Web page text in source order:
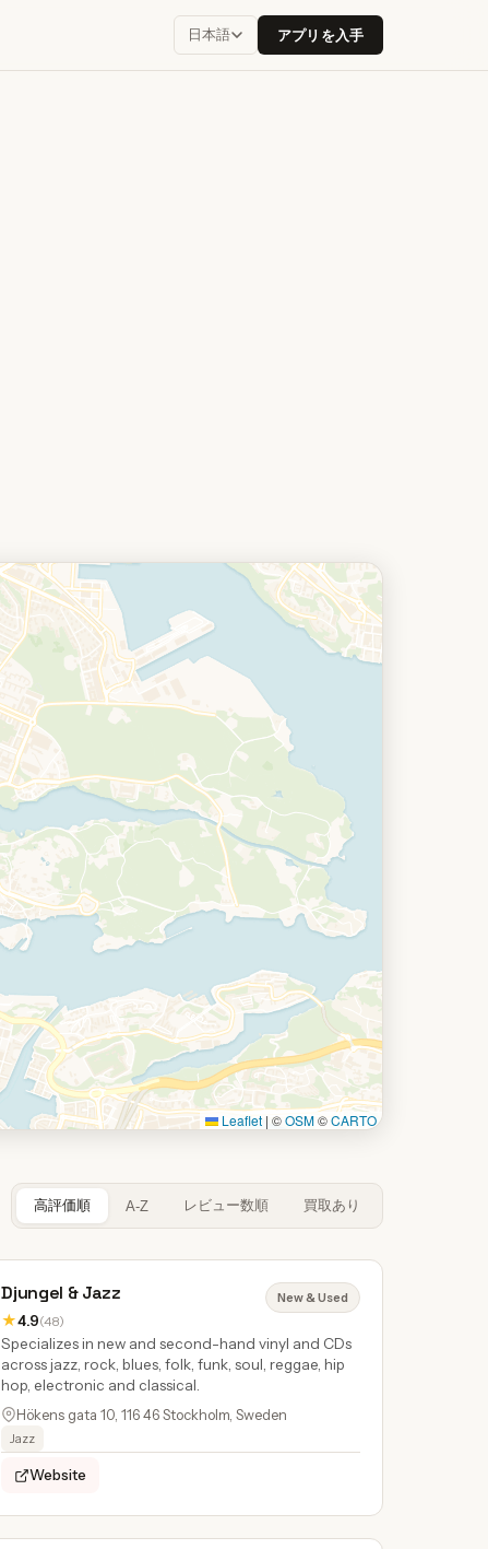
日本語 アプリを入手
Leaflet | ©OSM©CARTO
高評価順 A-Z レビュー数順 買取あり
Djungel & Jazz
★4.9(48)
New & Used
Specializes in new and second-hand vinyl and CDs
across jazz, rock, blues, folk, funk, soul, reggae, hip
hop, electronic and classical.
Hökens gata 10, 116 46 Stockholm, Sweden
Jazz
Website